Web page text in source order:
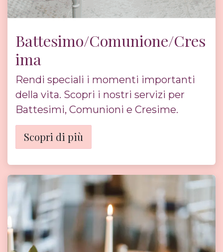
Battesimo/Comunione/Cres
ima
Rendi speciali i momenti importanti
della vita. Scopri i nostri servizi per
Battesimi, Comunioni e Cresime.
Scopri di più